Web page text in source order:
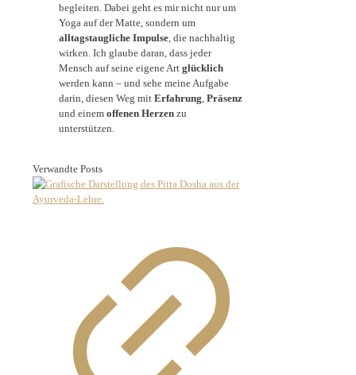
begleiten. Dabei geht es mir nicht nur um
Yoga auf der Matte, sondern um
alltagstaugliche Impulse , die nachhaltig
wirken. Ich glaube daran, dass jeder
Mensch auf seine eigene Art glücklich
werden kann – und sehe meine Aufgabe
darin, diesen Weg mit Erfahrung Präsenz
und einem offenen Herzen zu
unterstützen.
Verwandte Posts